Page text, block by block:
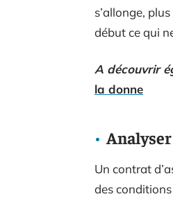
s’allonge,
début ce qui
A découvrir
la donne
Un contrat
des